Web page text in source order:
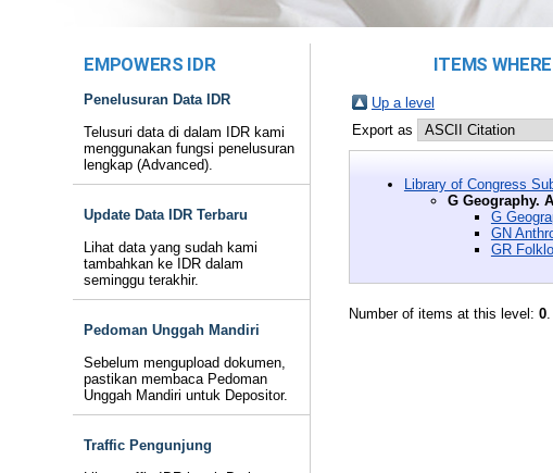
EMPOWERS IDR
Penelusuran Data IDR
Telusuri data di dalam IDR kami
menggunakan fungsi penelusuran
lengkap (Advanced).
Update Data IDR Terbaru
Lihat data yang sudah kami
tambahkan ke IDR dalam
seminggu terakhir.
Pedoman Unggah Mandiri
Sebelum mengupload dokumen,
pastikan membaca Pedoman
Unggah Mandiri untuk Depositor.
Traffic Pengunjung
ITEMS
Up a level
Export as
Library of Congress
G Geography.
G
GN
GR
Number of items at this level: 0.